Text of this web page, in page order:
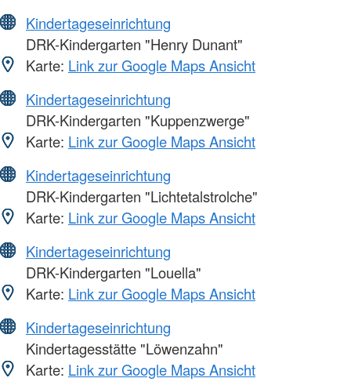
Kindertageseinrichtung
DRK-Kindergarten "Henry Dunant"
Karte: Link zur Google Maps Ansicht
Kindertageseinrichtung
DRK-Kindergarten "Kuppenzwerge"
Karte: Link zur Google Maps Ansicht
Kindertageseinrichtung
DRK-Kindergarten "Lichtetalstrolche"
Karte: Link zur Google Maps Ansicht
Kindertageseinrichtung
DRK-Kindergarten "Louella"
Karte: Link zur Google Maps Ansicht
Kindertageseinrichtung
Kindertagesstätte "Löwenzahn"
Karte: Link zur Google Maps Ansicht